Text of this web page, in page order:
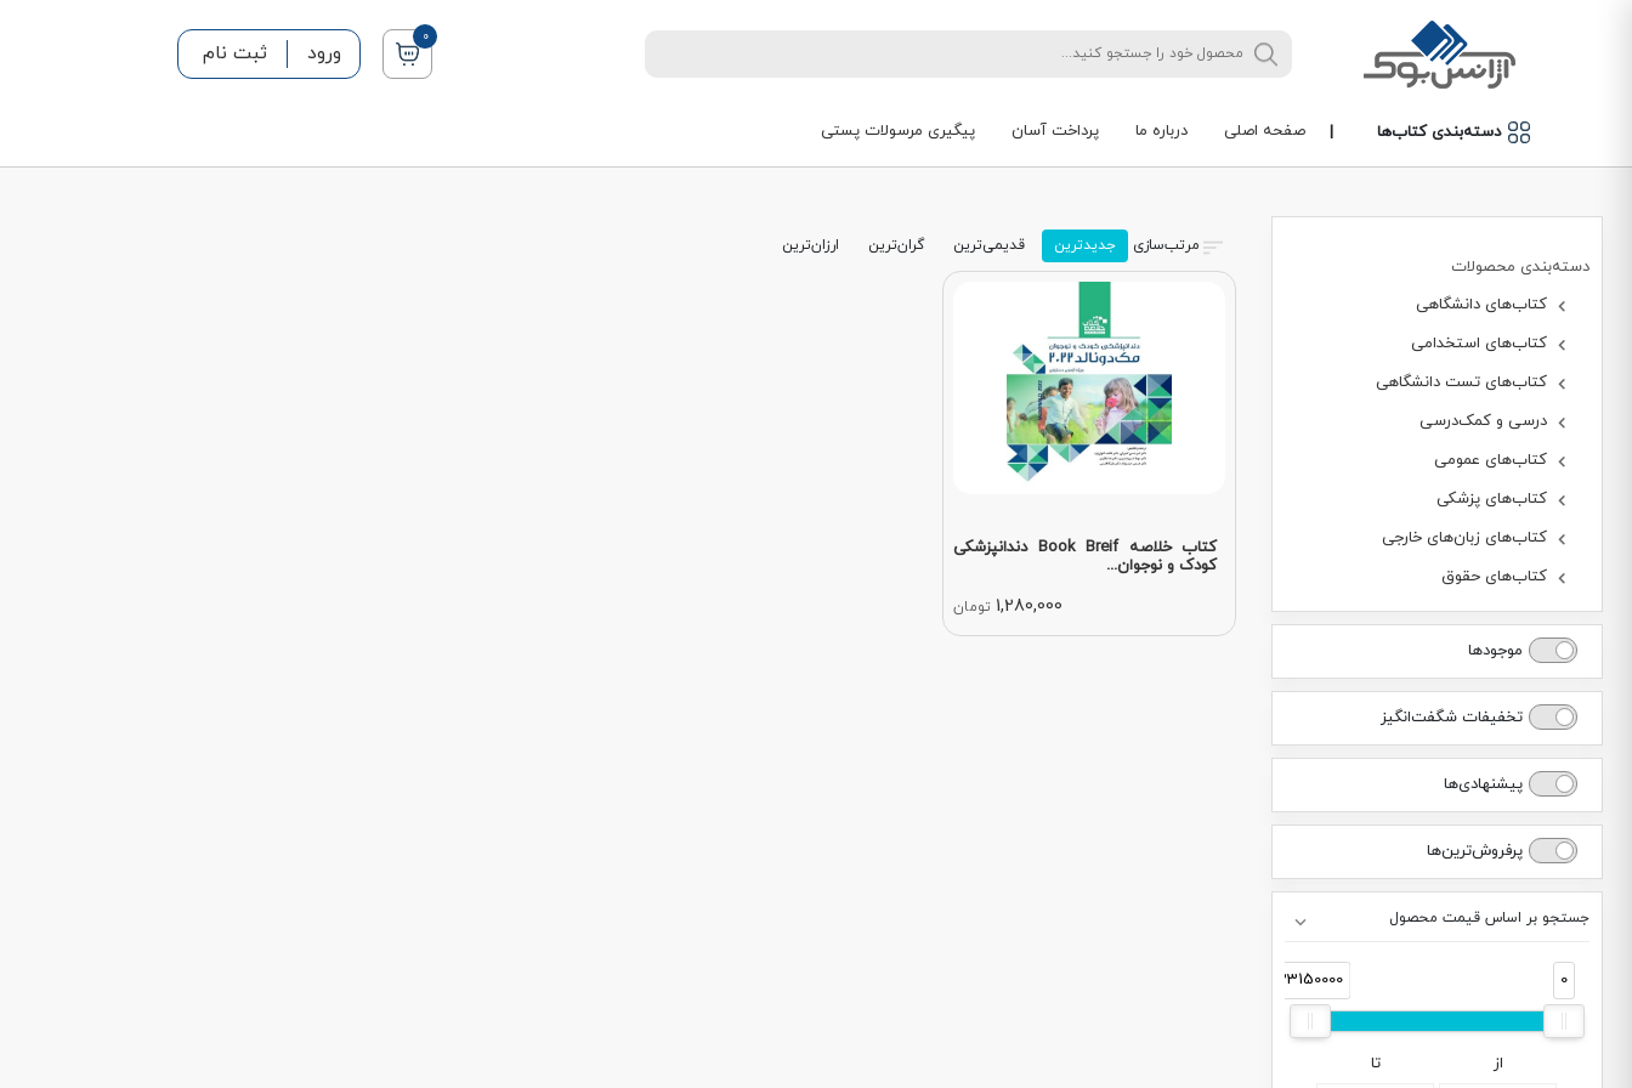
0
ورود ثبت نام
دسته‌بندی کتاب‌ها | صفحه اصلی درباره ما پرداخت آسان پیگیری مرسولات پستی
دسته‌بندی محصولات
کتاب‌های دانشگاهی
کتاب‌های استخدامی
کتاب‌های تست دانشگاهی
درسی و کمک‌درسی
کتاب‌های عمومی
کتاب‌های پزشکی
کتاب‌های زبان‌های خارجی
کتاب‌های حقوق
موجودها
تخفیفات شگفت‌انگیز
پیشنهادی‌ها
پرفروش‌ترین‌ها
جستجو بر اساس قیمت محصول
0
33150000
از تا
مرتب‌سازی جدیدترین قدیمی‌ترین گران‌ترین ارزان‌ترین
کتاب خلاصه Book Breif دندانپزشکی
کودک و نوجوان...
1,280,000 تومان